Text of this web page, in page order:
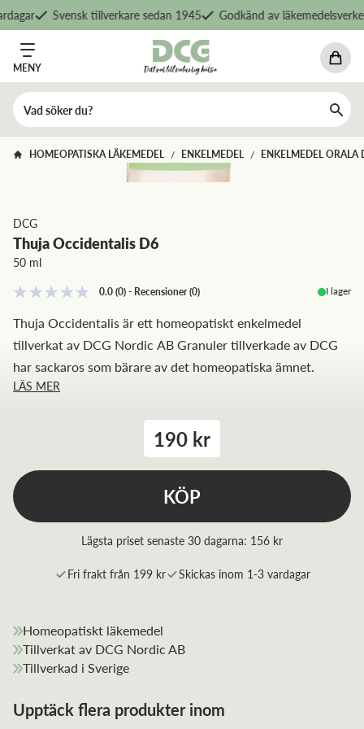
Svensk tillverkare sedan 1945 Godkänd av läkemedelsverket
MENY
HOMEOPATISKA LÄKEMEDEL / ENKELMEDEL / ENKELMEDEL ORALA
DCG
Thuja Occidentalis D6
50 ml
0.0(0)- Recensioner(0) I lager
Thuja Occidentalis är ett homeopatiskt enkelmedel
tillverkat av DCG Nordic AB Granuler tillverkade av DCG
har sackaros som bärare av det homeopatiska ämnet.
LÄS MER
190 kr
KÖP
Lägsta priset senaste 30 dagarna: 156 kr
Fri frakt från 199 kr Skickas inom 1-3 vardagar
Homeopatiskt läkemedel
Tillverkat av DCG Nordic AB
Tillverkad i Sverige
Upptäck flera produkter inom